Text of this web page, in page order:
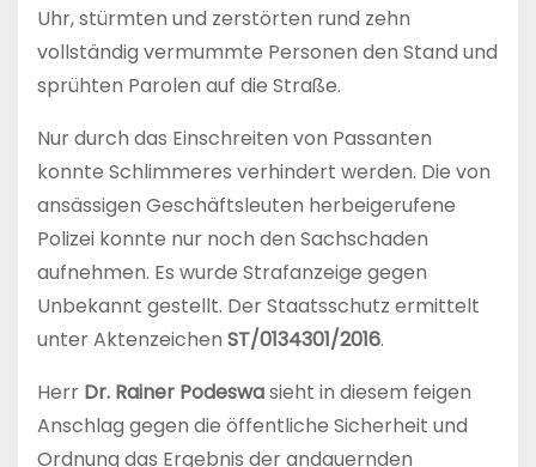
Uhr, stürmten und zerstörten rund zehn
vollständig vermummte Personen den Stand und
sprühten Parolen auf die Straße.
Nur durch das Einschreiten von Passanten
konnte Schlimmeres verhindert werden. Die von
ansässigen Geschäftsleuten herbeigerufene
Polizei konnte nur noch den Sachschaden
aufnehmen. Es wurde Strafanzeige gegen
Unbekannt gestellt. Der Staatsschutz ermittelt
unter Aktenzeichen ST/0134301/2016.
Herr Dr. Rainer Podeswasieht in diesem feigen
Anschlag gegen die öffentliche Sicherheit und
Ordnung das Ergebnis der andauernden